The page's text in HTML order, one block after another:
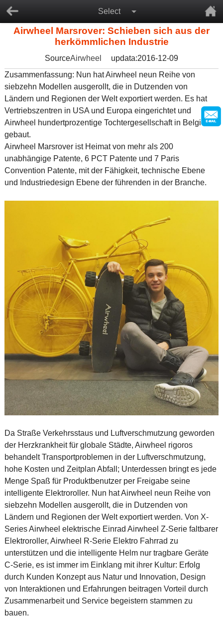
Select
Airwheel Marsrover: Schieben sich aus der
herkömmlichen Industrie
SourceAirwheel
updata:2016-12-09
Zusammenfassung: Nun hat Airwheel neun Reihe von
siebzehn Modellen ausgerollt, die in Dutzenden von
Ländern und Regionen der Welt exportiert werden. Es hat
Vertriebszentren in USA und Europa eingerichtet und
Airwheel hundertprozentige Tochtergesellschaft in Belgien
gebaut.
Airwheel Marsrover ist Heimat von mehr als 200
unabhängige Patente, 6 PCT Patente und 7 Paris
Convention Patente, mit der Fähigkeit, technische Ebene
und Industriedesign Ebene der führenden in der Branche.
Da Straße Verkehrsstaus und Luftverschmutzung geworden
der Herzkrankheit für globale Städte, Airwheel rigoros
behandelt Transportproblemen in der Luftverschmutzung,
hohe Kosten und Zeitplan Abfall; Unterdessen bringt es jede
Menge Spaß für Produktbenutzer per Freigabe seine
intelligente Elektroroller. Nun hat Airwheel neun Reihe von
siebzehn Modellen ausgerollt, die in Dutzenden von
Ländern und Regionen der Welt exportiert werden. Von X-
Series Airwheel elektrische Einrad Airwheel Z-Serie faltbarer
Elektroroller, Airwheel R-Serie Elektro Fahrrad zu
unterstützen und die intelligente Helm nur tragbare Geräte
C-Serie, es ist immer im Einklang mit ihrer Kultur: Erfolg
durch Kunden Konzept aus Natur und Innovation, Design
von Interaktionen und Erfahrungen beitragen Vorteil durch
Zusammenarbeit und Service begeistern stammen zu
bauen.